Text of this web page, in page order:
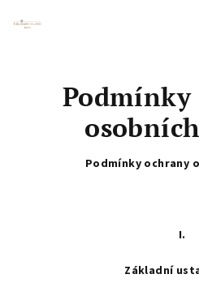
Podmínky
Podmínky ochrany
I.
Základní